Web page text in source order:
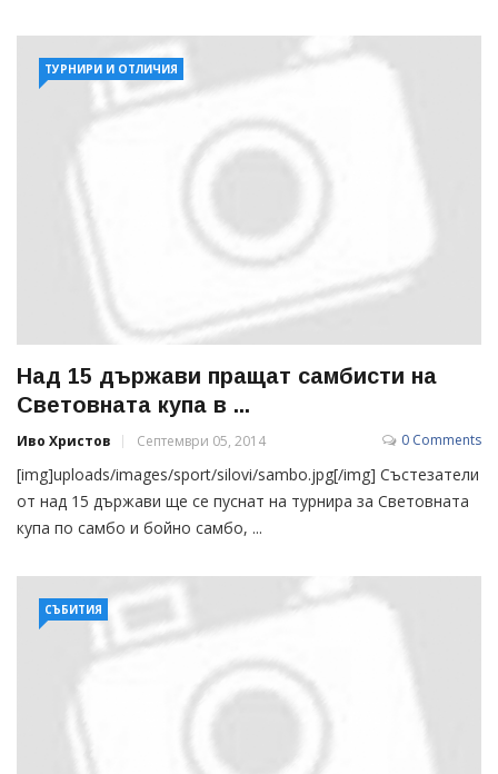
ТУРНИРИ И ОТЛИЧИЯ
Над 15 държави пращат самбисти на
Световната купа в ...
Иво Христов Септември 05, 2014 0 Comments
[img]uploads/images/sport/silovi/sambo.jpg[/img] Състезатели
от над 15 държави ще се пуснат на турнира за Световната
купа по самбо и бойно самбо, ...
СЪБИТИЯ